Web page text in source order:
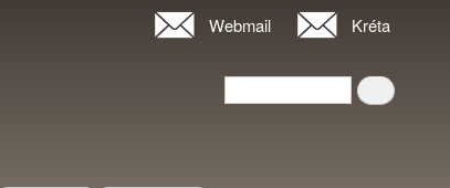
Webmail Kréta
Keresés